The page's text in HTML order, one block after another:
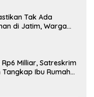
Tak Ada
di Jatim, Warga
Milliar, Satreskrim
Ibu Rumah